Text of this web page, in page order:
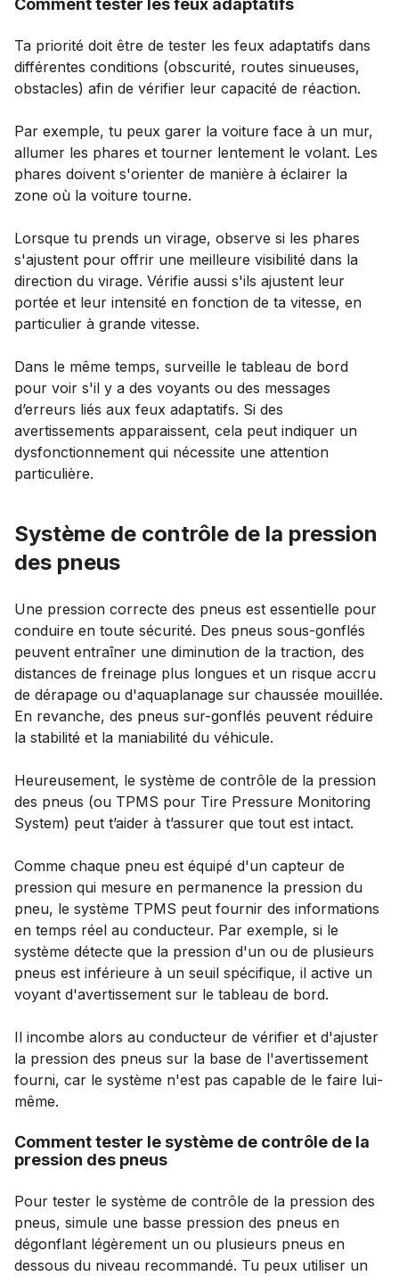
Ta priorité doit être de tester les feux adaptatifs dans
différentes conditions (obscurité, routes sinueuses,
obstacles) afin de vérifier leur capacité de réaction.
Par exemple, tu peux garer la voiture face à un mur,
allumer les phares et tourner lentement le volant. Les
phares doivent s'orienter de manière à éclairer la
zone où la voiture tourne.
Lorsque tu prends un virage, observe si les phares
s'ajustent pour offrir une meilleure visibilité dans la
direction du virage. Vérifie aussi s'ils ajustent leur
portée et leur intensité en fonction de ta vitesse, en
particulier à grande vitesse.
Dans le même temps, surveille le tableau de bord
pour voir s'il y a des voyants ou des messages
d’erreurs liés aux feux adaptatifs. Si des
avertissements apparaissent, cela peut indiquer un
dysfonctionnement qui nécessite une attention
particulière.
Système de contrôle de la pression
des pneus
Une pression correcte des pneus est essentielle pour
conduire en toute sécurité. Des pneus sous-gonflés
peuvent entraîner une diminution de la traction, des
distances de freinage plus longues et un risque accru
de dérapage ou d'aquaplanage sur chaussée mouillée.
En revanche, des pneus sur-gonflés peuvent réduire
la stabilité et la maniabilité du véhicule.
Heureusement, le système de contrôle de la pression
des pneus (ou TPMS pour Tire Pressure Monitoring
System) peut t’aider à t’assurer que tout est intact.
Comme chaque pneu est équipé d'un capteur de
pression qui mesure en permanence la pression du
pneu, le système TPMS peut fournir des informations
en temps réel au conducteur. Par exemple, si le
système détecte que la pression d'un ou de plusieurs
pneus est inférieure à un seuil spécifique, il active un
voyant d'avertissement sur le tableau de bord.
Il incombe alors au conducteur de vérifier et d'ajuster
la pression des pneus sur la base de l'avertissement
fourni, car le système n'est pas capable de le faire lui-
même.
Comment tester le système de contrôle de la
pression des pneus
Pour tester le système de contrôle de la pression des
pneus, simule une basse pression des pneus en
dégonflant légèrement un ou plusieurs pneus en
dessous du niveau recommandé. Tu peux utiliser un